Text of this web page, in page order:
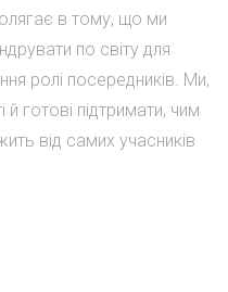
в тому, що ми
по світу для
ролі посередників. Ми,
й готові підтримати, чим
від самих учасників